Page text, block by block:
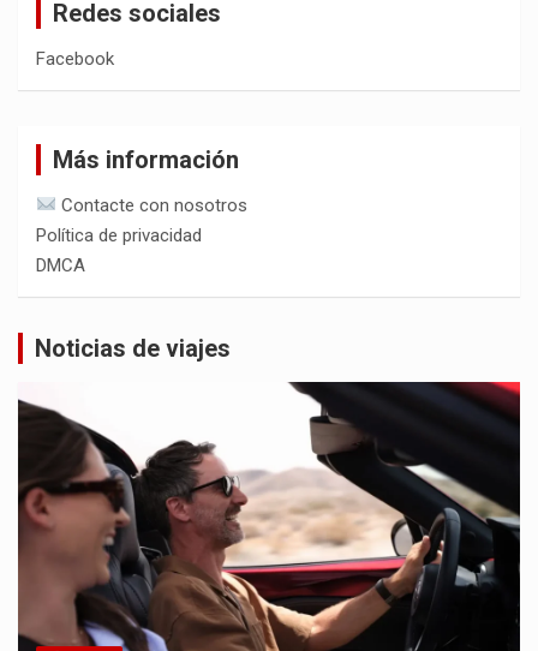
Redes sociales
Facebook
Más información
Contacte con nosotros
Política de privacidad
DMCA
Noticias de viajes